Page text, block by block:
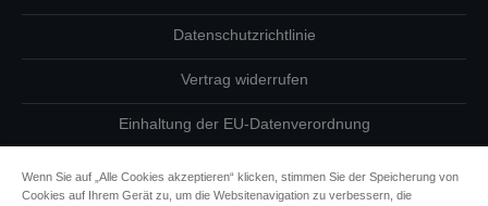
Datenschutzrichtlinie
Vertrag widerrufen
Einhaltung der EU-Datenverordnung
Wenn Sie auf „Alle Cookies akzeptieren“ klicken, stimmen Sie der Speicherung von
Cookies auf Ihrem Gerät zu, um die Websitenavigation zu verbessern, die